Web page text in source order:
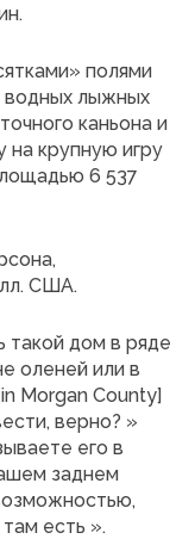
полями
водных лыжных
каньона и
на крупную игру
6 537
США.
такой дом в ряде
оленей или в
Morgan County]
верно? »
его в
заднем
есть ».